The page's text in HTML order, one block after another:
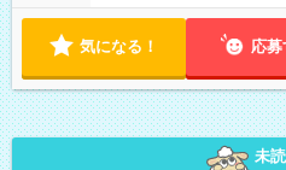
気になる！ 応募
未読